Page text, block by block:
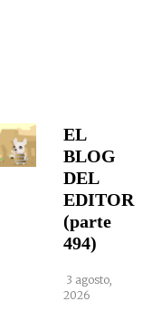
EL
BLOG
DEL
EDITOR
(parte
494)
3 agosto,
2026